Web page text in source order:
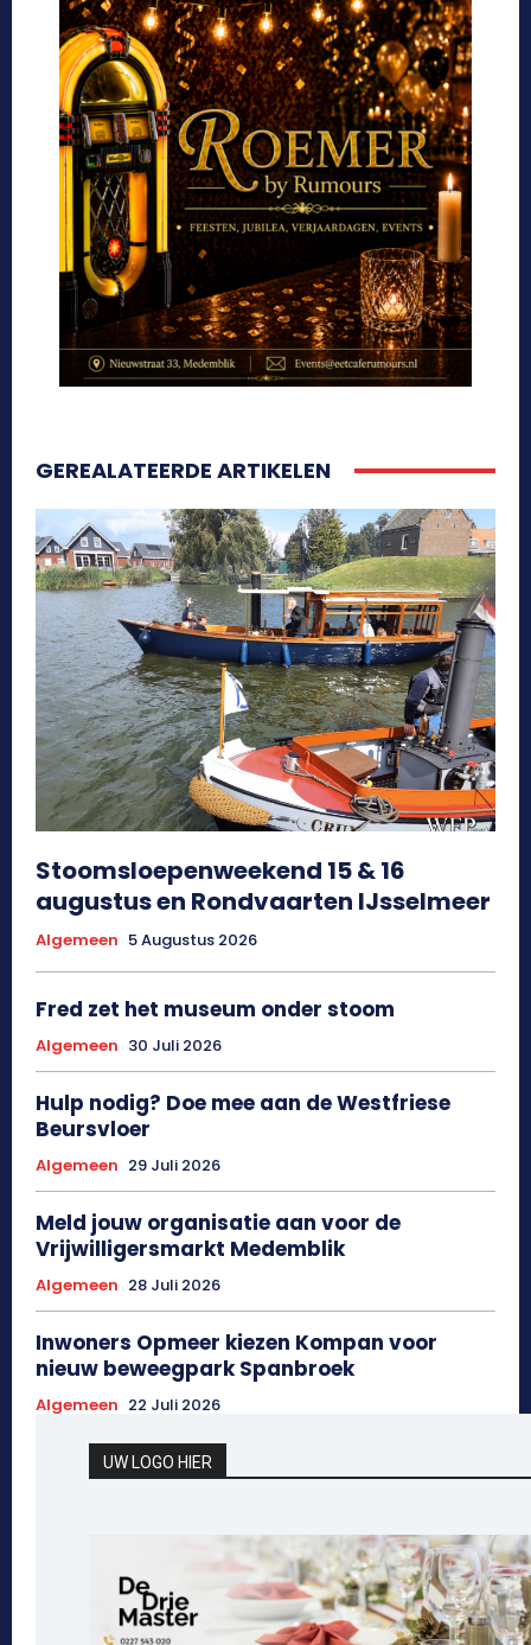
GEREALATEERDE ARTIKELEN
Stoomsloepenweekend 15 & 16
augustus en Rondvaarten IJsselmeer
Algemeen 5 Augustus 2026
Fred zet het museum onder stoom
Algemeen 30 Juli 2026
Hulp nodig? Doe mee aan de Westfriese
Beursvloer
Algemeen 29 Juli 2026
Meld jouw organisatie aan voor de
Vrijwilligersmarkt Medemblik
Algemeen 28 Juli 2026
Inwoners Opmeer kiezen Kompan voor
nieuw beweegpark Spanbroek
Algemeen 22 Juli 2026
UW LOGO HIER